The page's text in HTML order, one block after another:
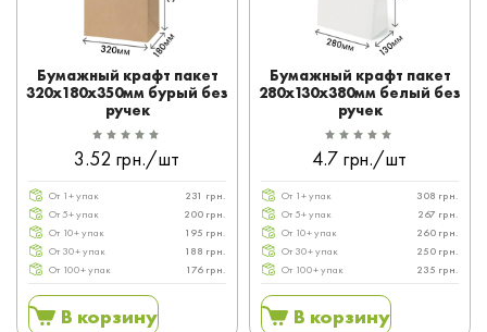
Бумажный крафт пакет
320x180x350мм бурый без
ручек
3.52 грн./шт
От 1+ упак
231 грн.
От 5+ упак
200 грн.
От 10+ упак
195 грн.
От 30+ упак
188 грн.
От 100+ упак
176 грн.
В корзину
Бумажный крафт пакет
280x130x380мм белый без
ручек
4.7 грн./шт
От 1+ упак
308 грн.
От 5+ упак
267 грн.
От 10+ упак
260 грн.
От 30+ упак
250 грн.
От 100+ упак
235 грн.
В корзину